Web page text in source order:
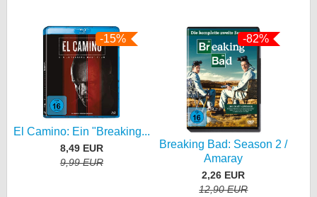
-15%
El Camino: Ein "Breaking...
8,49 EUR
9,99 EUR
-82%
Breaking Bad: Season 2 /
Amaray
2,26 EUR
12,90 EUR